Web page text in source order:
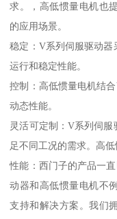
求。，高低惯量电机也
的应用场景。
稳定：V系列伺服驱动器
运行和稳定性能。
控制：高低惯量电机结
动态性能。
灵活可定制：V系列伺
足不同工况的需求。高
性能：西门子的产品一
动器和高低惯量电机不
支持和解决方案。我们